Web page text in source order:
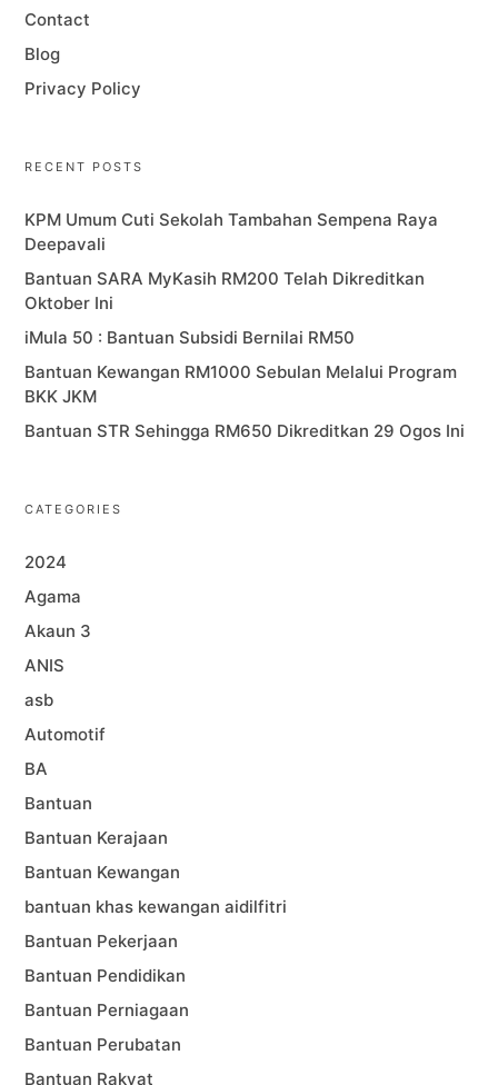
Contact
Blog
Privacy Policy
RECENT POSTS
KPM Umum Cuti Sekolah Tambahan Sempena Raya
Deepavali
Bantuan SARA MyKasih RM200 Telah Dikreditkan
Oktober Ini
iMula 50 : Bantuan Subsidi Bernilai RM50
Bantuan Kewangan RM1000 Sebulan Melalui Program
BKK JKM
Bantuan STR Sehingga RM650 Dikreditkan 29 Ogos Ini
CATEGORIES
2024
Agama
Akaun 3
ANIS
asb
Automotif
BA
Bantuan
Bantuan Kerajaan
Bantuan Kewangan
bantuan khas kewangan aidilfitri
Bantuan Pekerjaan
Bantuan Pendidikan
Bantuan Perniagaan
Bantuan Perubatan
Bantuan Rakyat